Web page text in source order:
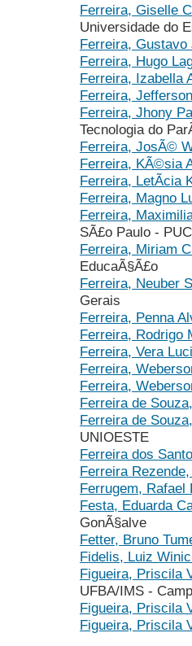
Ferreira, Giselle
Universidade do
Ferreira, Gustavo
Ferreira, Hugo
Ferreira, Izabella
Ferreira,
Ferreira, Jhony
Tecnologia do
Ferreira, JosÃ©
Ferreira, KÃ©sia
Ferreira, LetÃ­cia
Ferreira, Magno
Ferreira,
SÃ£o Paulo -
Ferreira, Miriam
EducaÃ§Ã£o
Ferreira, Neuber
Gerais
Ferreira, Penna
Ferreira, Rodrigo
Ferreira, Vera
Ferreira,
Ferreira,
Ferreira de
Ferreira de
UNIOESTE
Ferreira dos
Ferreira
Ferrugem, Rafael
Festa, Eduarda
GonÃ§alve
Fetter, Bruno
Fidelis, Luiz
Figueira, Priscila
UFBA/IMS -
Figueira, Priscila
Figueira, Priscila